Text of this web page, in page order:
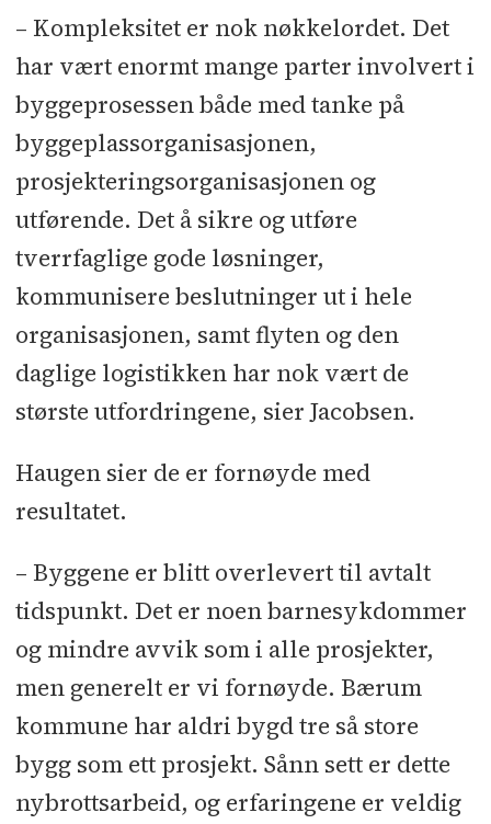
– Kompleksitet er nok nøkkelordet. Det
har vært enormt mange parter involvert i
byggeprosessen både med tanke på
byggeplassorganisasjonen,
prosjekteringsorganisasjonen og
utførende. Det å sikre og utføre
tverrfaglige gode løsninger,
kommunisere beslutninger ut i hele
organisasjonen, samt flyten og den
daglige logistikken har nok vært de
største utfordringene, sier Jacobsen.
Haugen sier de er fornøyde med
resultatet.
– Byggene er blitt overlevert til avtalt
tidspunkt. Det er noen barnesykdommer
og mindre avvik som i alle prosjekter,
men generelt er vi fornøyde. Bærum
kommune har aldri bygd tre så store
bygg som ett prosjekt. Sånn sett er dette
nybrottsarbeid, og erfaringene er veldig